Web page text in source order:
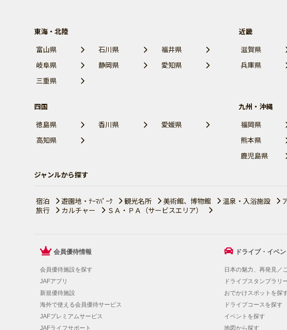
東海・北陸
富山県
石川県
福井県
岐阜県
静岡県
愛知県
三重県
近畿
滋賀県
兵庫県
四国
徳島県
香川県
愛媛県
高知県
九州・沖縄
福岡県
熊本県
鹿児島県
ジャンルから探す
宿泊 遊園地・ﾃｰﾏﾊﾟｰｸ 観光名所 美術館、博物館 温泉・入浴施設
旅行
カルチャー ＳＡ・ＰＡ（サービスエリア）
会員優待情報
会員優待施設を探す
JAFアプリ
新規優待施設
海外で使える会員優待サービス
JAFプレミアムサービス
JAFライフサポート
ドライブ・イベン
日本の魅力、再発見／
ドライブスタンプラリ
おでかけスポットを探
ドライブコースを探す
イベントを探す
地図から探す